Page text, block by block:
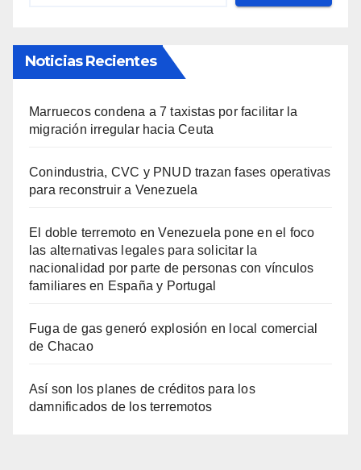
Noticias Recientes
Marruecos condena a 7 taxistas por facilitar la
migración irregular hacia Ceuta
Conindustria, CVC y PNUD trazan fases operativas
para reconstruir a Venezuela
El doble terremoto en Venezuela pone en el foco
las alternativas legales para solicitar la
nacionalidad por parte de personas con vínculos
familiares en España y Portugal
Fuga de gas generó explosión en local comercial
de Chacao
Así son los planes de créditos para los
damnificados de los terremotos